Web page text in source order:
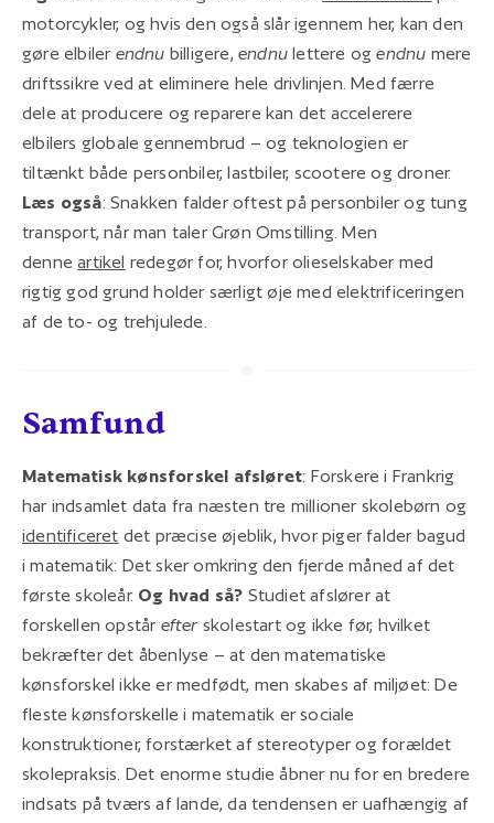
motorcykler, og hvis den også slår igennem her, kan den
gøre elbiler endnu billigere,endnu lettere ogendnu mere
driftssikre ved at eliminere hele drivlinjen. Med færre
dele at producere og reparere kan det accelerere
elbilers globale gennembrud – og teknologien er
tiltænkt både personbiler, lastbiler, scootere og droner.
Læs også: Snakken falder oftest på personbiler og tung
transport, når man taler Grøn Omstilling. Men
denneartikel redegør for, hvorfor olieselskaber med
rigtig god grund holder særligt øje med elektrificeringen
af de to- og trehjulede.
Samfund
Matematisk kønsforskel afsløret: Forskere i Frankrig
har indsamlet data fra næsten tre millioner skolebørn og
identificeret det præcise øjeblik, hvor piger falder bagud
i matematik: Det sker omkring den fjerde måned af det
første skoleår. Og hvad så? Studiet afslører at
forskellen opstår efter skolestart og ikke før, hvilket
bekræfter det åbenlyse – at den matematiske
kønsforskel ikke er medfødt, men skabes af miljøet: De
fleste kønsforskelle i matematik er sociale
konstruktioner, forstærket af stereotyper og forældet
skolepraksis. Det enorme studie åbner nu for en bredere
indsats på tværs af lande, da tendensen er uafhængig af